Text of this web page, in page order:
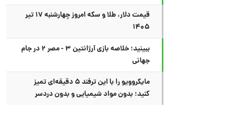
قیمت دلار، طلا و سکه امروز چهارشنبه ۱۷ تیر
۱۴۰۵
ببینید؛ خلاصه بازی آرژانتین ۳ - مصر ۲ در جام
جهانی
مایکروویو را با این ترفند ۵ دقیقه‌ای تمیز
کنید؛ بدون مواد شیمیایی و بدون دردسر